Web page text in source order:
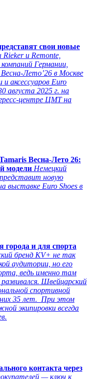
свои новые
и Remonte,
Германии,
Весна-Лето’26 в Москве
аксессуаров Euro
августа 2025 г. на
центре ЦМТ на
Весна-Лето 26:
модели Немецкий
представит новую
выставке Euro Shoes в
города и для спорта
бренд KV+ не так
аудитории, но его
ведь именно там
Швейцарский
спортивной
35 лет. При этом
экипировки всегда
контакта через
— ключ к